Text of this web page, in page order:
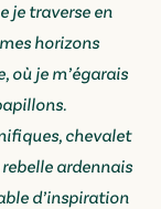
je traverse en
horizons
où je m’égarais
chevalet
ardennais
d’inspiration